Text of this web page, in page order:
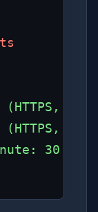
(HTTPS,
(HTTPS, GET
30